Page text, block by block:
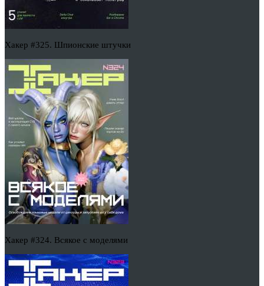
Хакер #325. Шпионские штучки
Хакер #324. Всякое с моделями